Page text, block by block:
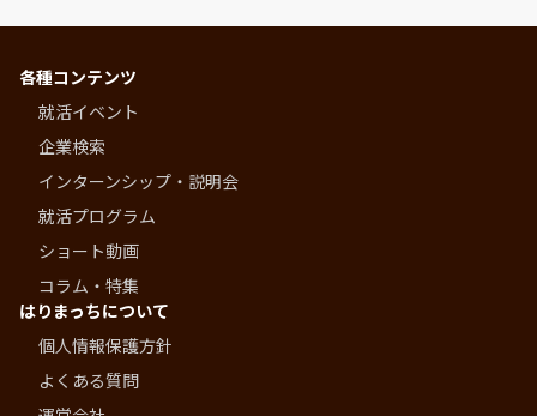
各種コンテンツ
就活イベント
企業検索
インターンシップ・説明会
就活プログラム
ショート動画
コラム・特集
はりまっちについて
個人情報保護方針
よくある質問